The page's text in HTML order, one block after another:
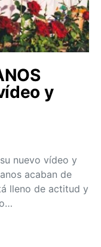
y
nuevo vídeo y
acaban de
lleno de actitud y